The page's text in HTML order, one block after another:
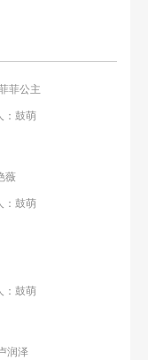
菲公主
鼓萌
薇
鼓萌
鼓萌
润泽